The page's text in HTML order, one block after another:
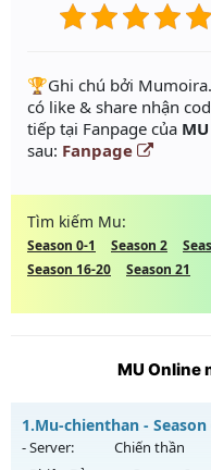
️🏆Ghi chú bởi
có like & share nhận
tiếp tại Fanpage của
sau: Fanpage
Tìm kiếm Mu:
Season 0-1 Season 2
Season 16-20
Season 21
MU Online
1.Mu-chienthan -
- Server: Chiến thần